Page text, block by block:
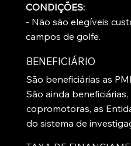
CONDIÇÕES:
- Não são elegíveis
campos de golfe.
BENEFICIÁRIO
São beneficiárias as
São ainda
copromotoras, as
do sistema de